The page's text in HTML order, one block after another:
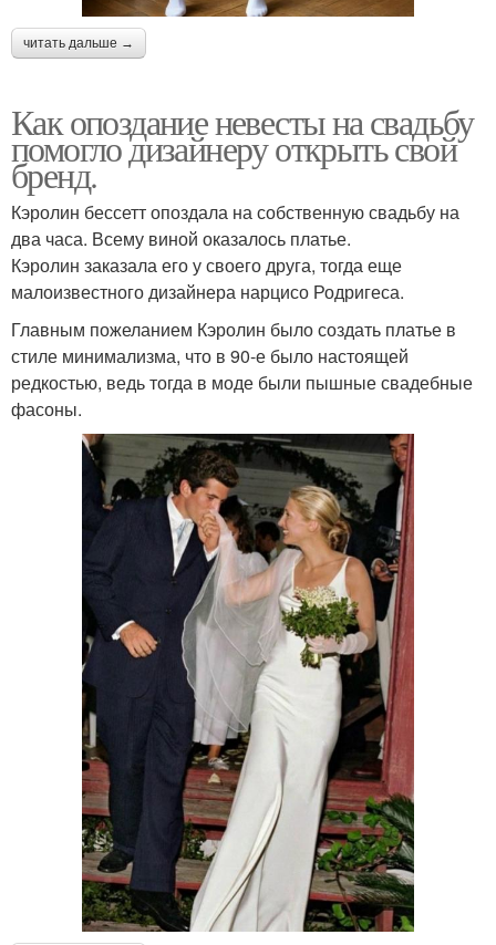
читать дальше →
Как опоздание невесты на свадьбу
помогло дизайнеру открыть свой
бренд.
Кэролин бессетт опоздала на собственную свадьбу на
два часа. Всему виной оказалось платье.
Кэролин заказала его у своего друга, тогда еще
малоизвестного дизайнера нарцисо Родригеса.
Главным пожеланием Кэролин было создать платье в
стиле минимализма, что в 90-е было настоящей
редкостью, ведь тогда в моде были пышные свадебные
фасоны.